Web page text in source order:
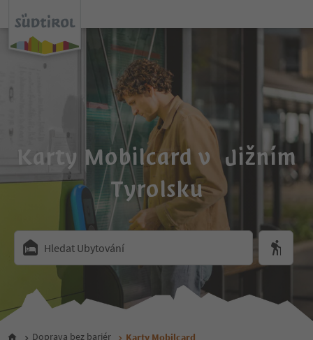
Karty Mobilcard v Jižním
Tyrolsku
Hledat Ubytování
Doprava bez bariér Karty Mobilcard